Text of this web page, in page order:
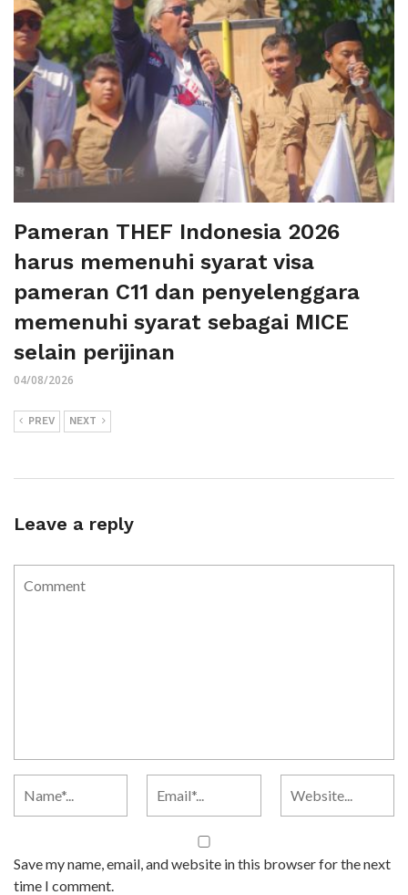
Pameran THEF Indonesia 2026
harus memenuhi syarat visa
pameran C11 dan penyelenggara
memenuhi syarat sebagai MICE
selain perijinan
04/08/2026
PREV NEXT
Leave a reply
Save my name, email, and website in this browser for the next
time I comment.